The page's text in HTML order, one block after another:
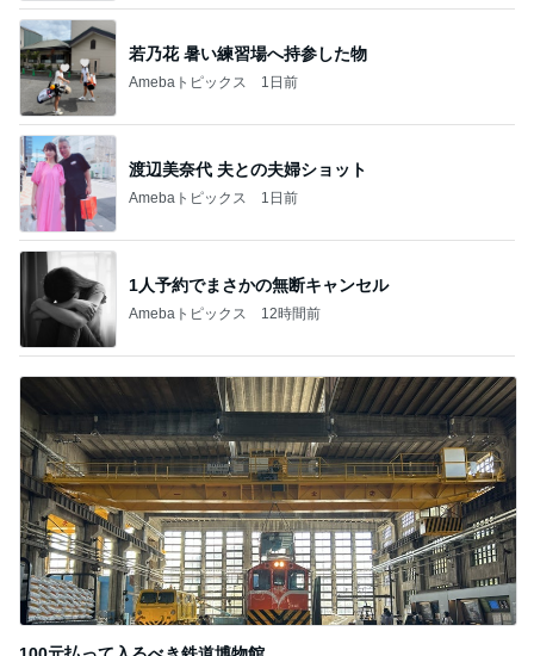
若乃花 暑い練習場へ持参した物
Amebaトピックス 1日前
渡辺美奈代 夫との夫婦ショット
Amebaトピックス 1日前
1人予約でまさかの無断キャンセル
Amebaトピックス 12時間前